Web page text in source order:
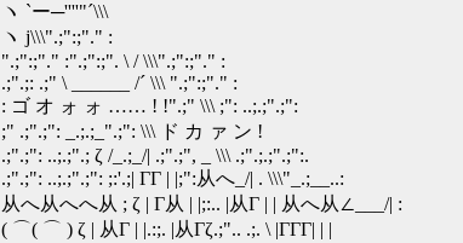
ヽ `ー─''''"´\\\
ヽ j\\\".;":;"." :
".;":;"." :".;":;". \ / \\\".;":;"." :
.;".;: .;" \ ______ /´ \\\ ".;":;"." :
: ゴ オ ォ ォ …… ! !".;" \\\ ;": ..;.;".;":
;" .;".;": _.;.;_".;": \\\ ド カ ァ ン !
.;".;": ..;.;".; ζ /_.;_/| .;".;", _ \\\ .;".;.;".;":.
.;".;": ..;.;".;": ;:'.;| ΓΓ | |;":从へ_/| . \\\"_.;__..:
从へ从へへ从 ; ζ | Γ从 | |;:.. |从Γ | | 从へ从∠___/| :
( ⌒( ⌒ ) ζ | 从Γ | |.:;. |从Γζ.;".. .;. \ |ΓΓΓ| | |